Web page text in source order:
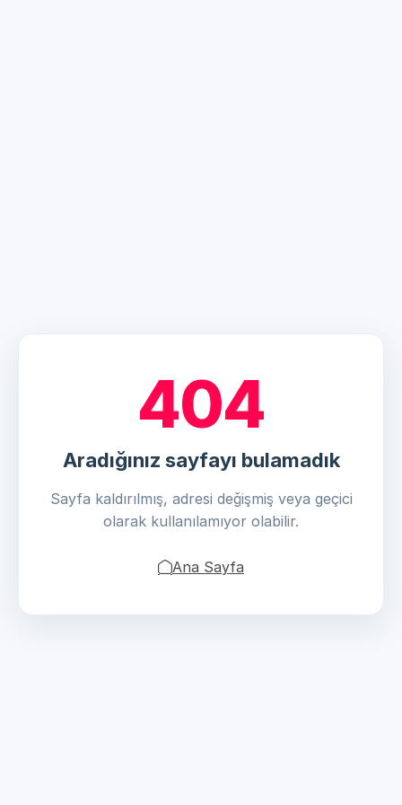
404
Aradığınız sayfayı bulamadık
Sayfa kaldırılmış, adresi değişmiş veya geçici
olarak kullanılamıyor olabilir.
Ana Sayfa